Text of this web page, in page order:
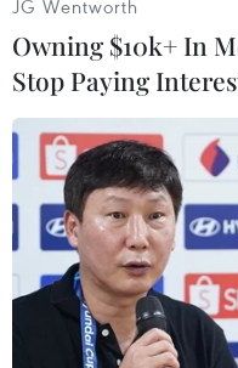
Bản chia sẻ nhận
của việc tiếp tục
chiến lược sâu rộng
các lĩnh vực, đồng
công tác phòng,
lây lan dịch bệnh
các quy định có
bệnh COVID-19 của
Chính phủ Việt
nhất trí về việc
JG Wentworth
Owning $10k+ In
Stop Paying